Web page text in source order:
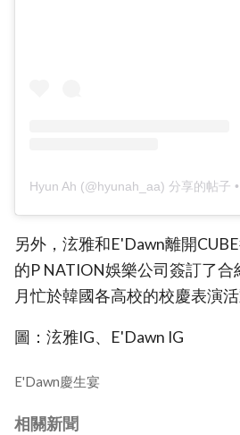
Hyun Ah (@hyunah_aa) 分享的帖子 •
另外，泫雅和E'Dawn離開
的P NATION娛樂公司簽訂了
月忙於韓國各高校的校慶表演活
圖：泫雅IG、E'Dawn IG
E'Dawn慶生宴
相關新聞